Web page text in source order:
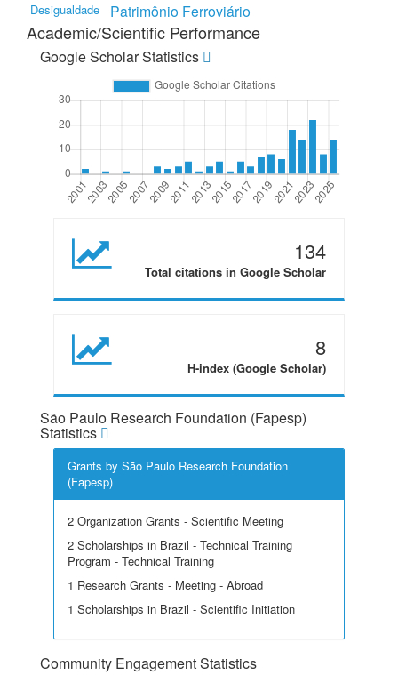
Desigualdade Patrimônio Ferroviário
Academic/Scientific Performance
Google Scholar Statistics
134
Total citations in Google Scholar
8
H-index (Google Scholar)
São Paulo Research Foundation (Fapesp)
Statistics
Grants by São Paulo Research Foundation
(Fapesp)
2 Organization Grants - Scientific Meeting
2 Scholarships in Brazil - Technical Training
Program - Technical Training
1 Research Grants - Meeting - Abroad
1 Scholarships in Brazil - Scientific Initiation
Community Engagement Statistics